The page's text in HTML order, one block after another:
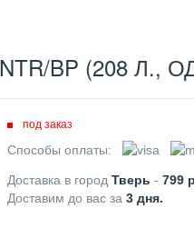
BP (208 Л.,
под заказ
Способы оплаты:
Доставка в город Тверь - 799
Доставим до вас за 3 дня.